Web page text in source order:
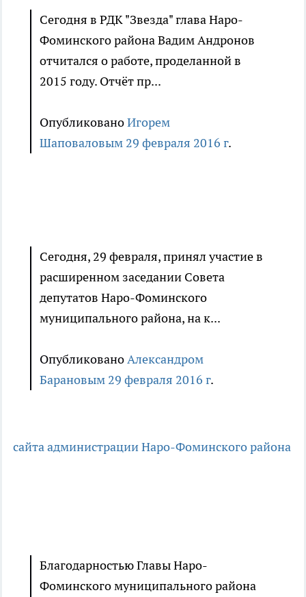
Сегодня в РДК "Звезда" глава Наро-
Фоминского района Вадим Андронов
отчитался о работе, проделанной в
2015 году. Отчёт пр...
ОпубликованоИгорем
Шаповаловым 29 февраля 2016 г.
Сегодня, 29 февраля, принял участие в
расширенном заседании Совета
депутатов Наро-Фоминского
муниципального района, на к...
ОпубликованоАлександром
Барановым 29 февраля 2016 г.
сайта администрации Наро-Фоминского района
Благодарностью Главы Наро-
Фоминского муниципального района